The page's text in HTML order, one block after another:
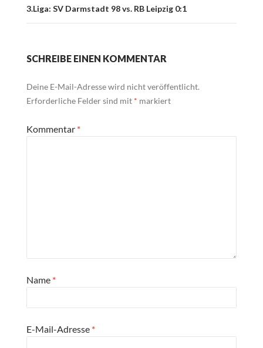
3.Liga: SV Darmstadt 98 vs. RB Leipzig 0:1
SCHREIBE EINEN KOMMENTAR
Deine E-Mail-Adresse wird nicht veröffentlicht.
Erforderliche Felder sind mit * markiert
Kommentar *
Name *
E-Mail-Adresse *